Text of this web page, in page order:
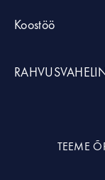
Koostöö
TEEME